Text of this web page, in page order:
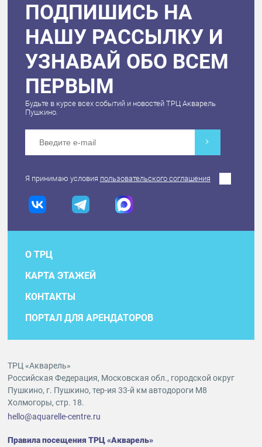
ПОДПИШИСЬ НА
НАШУ РАССЫЛКУ И
УЗНАВАЙ ОБО ВСЕМ
ПЕРВЫМ
Будьте в курсе всех событий и новостей ТРЦ Акварель
Пушкино.
Я принимаю условия пользовательского соглашения
О ТРЦ
КАРТА ЭТАЖЕЙ
КОНТАКТЫ
ПОРТАЛ ДЛЯ АРЕНДАТОРОВ
ТРЦ «Акварель»
Российская Федерация, Московская обл., городской округ
Пушкино, г. Пушкино, тер-ия 33-й км автодороги М8
Холмогоры, стр. 18.
hello@aquarelle-centre.ru
Правила посещения ТРЦ «Акварель»